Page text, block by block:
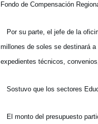
Fondo de Compensación
Por su parte, el jefe de la
millones de soles se destinará
expedientes técnicos,
Sostuvo que los sectores
El monto del presupuesto